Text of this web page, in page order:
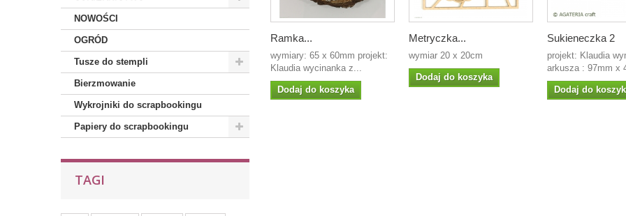
NOWOŚCI
OGRÓD
Tusze do stempli
Bierzmowanie
Wykrojniki do scrapbookingu
Papiery do scrapbookingu
TAGI
Ramka...
wymiary: 65 x 60mm projekt:
Klaudia wycinanka z...
Dodaj do koszyka
Metryczka...
wymiar 20 x 20cm
Dodaj do koszyka
Sukieneczka 2
projekt: Klaudia
arkusza : 97mm x
Dodaj do